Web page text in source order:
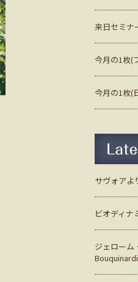
来日セミナ
今月の1枚(
今月の1枚(
最新の記事
サヴォアよ
ビオディナ
ジェローム